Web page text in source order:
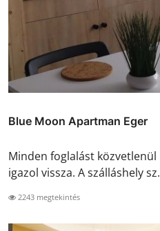
Blue Moon Apartman Eger
Minden foglalást
igazol vissza. A szálláshely
2243 megtekintés